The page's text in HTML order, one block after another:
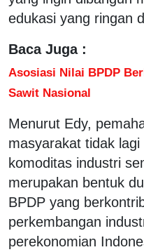
edukasi yang ringan
Baca Juga :
Asosiasi Nilai BPDP
Sawit Nasional
Menurut Edy,
masyarakat tidak
komoditas industri
merupakan bentuk
BPDP yang
perkembangan
perekonomian